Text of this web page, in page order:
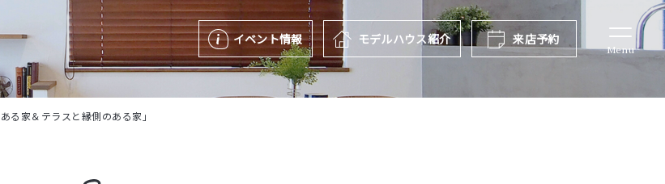
イベント情報 モデルハウス紹介 来店予約
Menu
る家＆テラスと縁側のある家」